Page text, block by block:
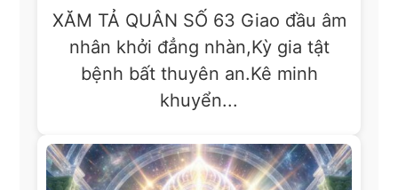
XĂM TẢ QUÂN SỐ 63 Giao đầu âm
nhân khởi đẳng nhàn,Kỳ gia tật
bệnh bất thuyên an.Kê minh
khuyển...